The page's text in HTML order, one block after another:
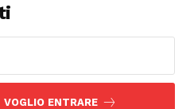
VOGLIO ENTRARE